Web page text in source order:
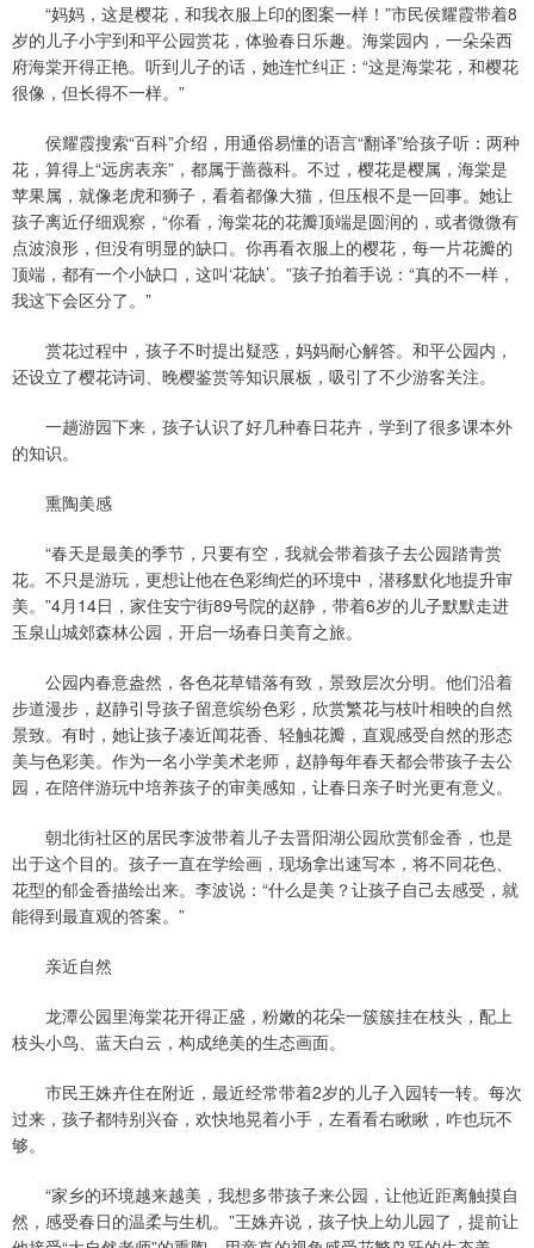
“妈妈，这是樱花，和我衣服上印的图案一样！”市民侯耀霞带着8
岁的儿子小宇到和平公园赏花，体验春日乐趣。海棠园内，一朵朵西
府海棠开得正艳。听到儿子的话，她连忙纠正：“这是海棠花，和樱花
很像，但长得不一样。”
侯耀霞搜索“百科”介绍，用通俗易懂的语言“翻译”给孩子听：两种
花，算得上“远房表亲”，都属于蔷薇科。不过，樱花是樱属，海棠是
苹果属，就像老虎和狮子，看着都像大猫，但压根不是一回事。她让
孩子离近仔细观察，“你看，海棠花的花瓣顶端是圆润的，或者微微有
点波浪形，但没有明显的缺口。你再看衣服上的樱花，每一片花瓣的
顶端，都有一个小缺口，这叫‘花缺’。”孩子拍着手说：“真的不一样，
我这下会区分了。”
赏花过程中，孩子不时提出疑惑，妈妈耐心解答。和平公园内，
还设立了樱花诗词、晚樱鉴赏等知识展板，吸引了不少游客关注。
一趟游园下来，孩子认识了好几种春日花卉，学到了很多课本外
的知识。
熏陶美感
“春天是最美的季节，只要有空，我就会带着孩子去公园踏青赏
花。不只是游玩，更想让他在色彩绚烂的环境中，潜移默化地提升审
美。”4月14日，家住安宁街89号院的赵静，带着6岁的儿子默默走进
玉泉山城郊森林公园，开启一场春日美育之旅。
公园内春意盎然，各色花草错落有致，景致层次分明。他们沿着
步道漫步，赵静引导孩子留意缤纷色彩，欣赏繁花与枝叶相映的自然
景致。有时，她让孩子凑近闻花香、轻触花瓣，直观感受自然的形态
美与色彩美。作为一名小学美术老师，赵静每年春天都会带孩子去公
园，在陪伴游玩中培养孩子的审美感知，让春日亲子时光更有意义。
朝北街社区的居民李波带着儿子去晋阳湖公园欣赏郁金香，也是
出于这个目的。孩子一直在学绘画，现场拿出速写本，将不同花色、
花型的郁金香描绘出来。李波说：“什么是美？让孩子自己去感受，就
能得到最直观的答案。”
亲近自然
龙潭公园里海棠花开得正盛，粉嫩的花朵一簇簇挂在枝头，配上
枝头小鸟、蓝天白云，构成绝美的生态画面。
市民王姝卉住在附近，最近经常带着2岁的儿子入园转一转。每次
过来，孩子都特别兴奋，欢快地晃着小手，左看看右瞅瞅，咋也玩不
够。
“家乡的环境越来越美，我想多带孩子来公园，让他近距离触摸自
然，感受春日的温柔与生机。”王姝卉说，孩子快上幼儿园了，提前让